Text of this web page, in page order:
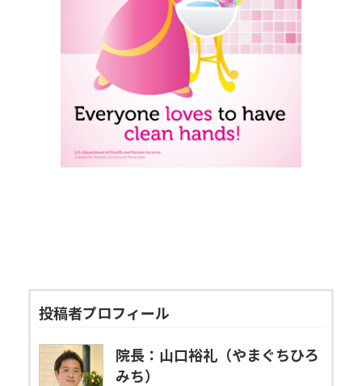
投稿者プロフィール
院長：山口裕礼（やまぐちひろ
みち）